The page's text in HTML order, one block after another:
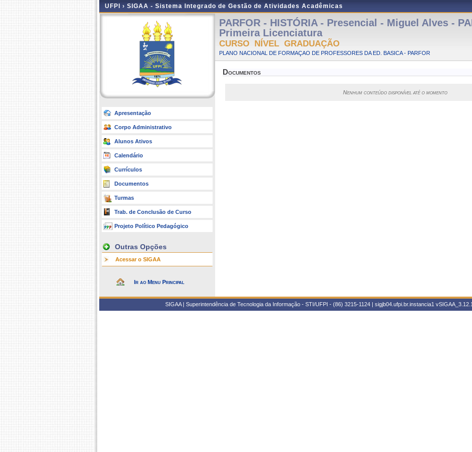
UFPI › SIGAA - Sistema Integrado de Gestão de Atividades Acadêmicas
Apresentação
Corpo Administrativo
Alunos Ativos
Calendário
Currículos
Documentos
Turmas
Trab. de Conclusão de Curso
Projeto Político Pedagógico
Outras Opções
Acessar o SIGAA
Ir ao Menu Principal
PARFOR - HISTÓRIA - Presencial - Miguel Alves -
Primeira Licenciatura
CURSO NÍVEL GRADUAÇÃO
PLANO NACIONAL DE FORMAÇAO DE PROFESSORES DA ED. BASICA - PARFOR
Documentos
Nenhum conteúdo disponível até o momento
SIGAA | Superintendência de Tecnologia da Informação - STI/UFPI - (86) 3215-1124 | sigjb04.ufpi.br.instancia1